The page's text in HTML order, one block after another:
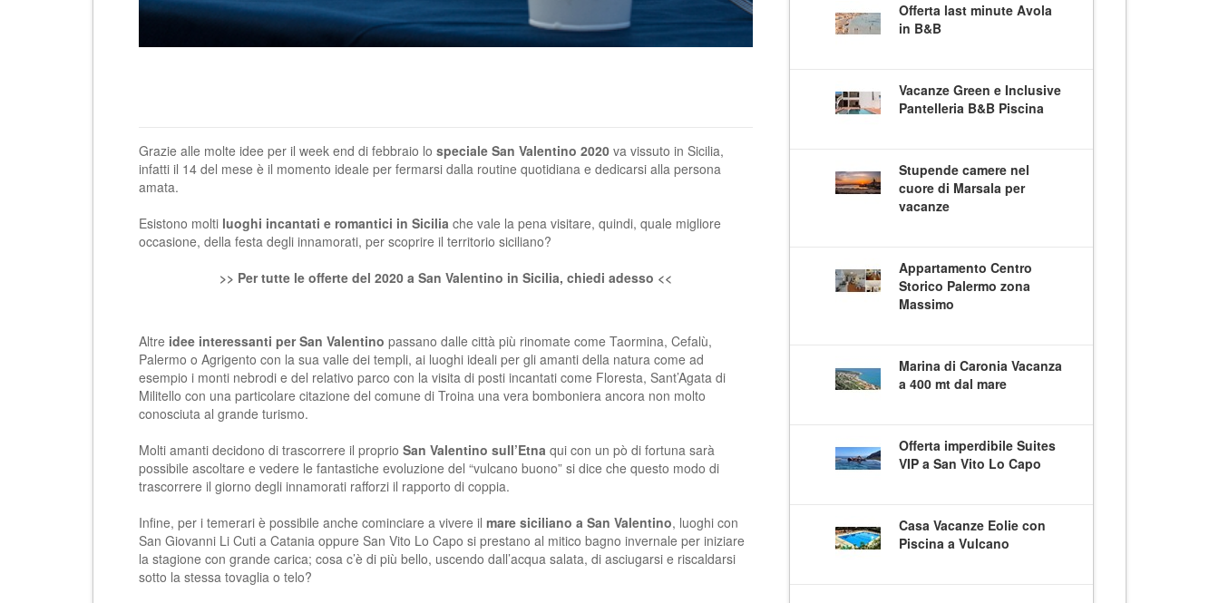
Grazie alle molte idee per il week end di febbraio lo speciale San Valentino 2020 va vissuto in Sicilia,
infatti il 14 del mese è il momento ideale per fermarsi dalla routine quotidiana e dedicarsi alla persona
amata.
Esistono molti luoghi incantati e romantici in Sicilia che vale la pena visitare, quindi, quale migliore
occasione, della festa degli innamorati, per scoprire il territorio siciliano?
>> Per tutte le offerte del 2020 a San Valentino in Sicilia, chiedi adesso <<
Altre idee interessanti per San Valentino passano dalle città più rinomate come Taormina, Cefalù,
Palermo o Agrigento con la sua valle dei templi, ai luoghi ideali per gli amanti della natura come ad
esempio i monti nebrodi e del relativo parco con la visita di posti incantati come Floresta, Sant’Agata di
Militello con una particolare citazione del comune di Troina una vera bomboniera ancora non molto
conosciuta al grande turismo.
Molti amanti decidono di trascorrere il proprio San Valentino sull’Etna qui con un pò di fortuna sarà
possibile ascoltare e vedere le fantastiche evoluzione del “vulcano buono” si dice che questo modo di
trascorrere il giorno degli innamorati rafforzi il rapporto di coppia.
Infine, per i temerari è possibile anche cominciare a vivere il mare siciliano a San Valentino, luoghi con
San Giovanni Li Cuti a Catania oppure San Vito Lo Capo si prestano al mitico bagno invernale per iniziare
la stagione con grande carica; cosa c’è di più bello, uscendo dall’acqua salata, di asciugarsi e riscaldarsi
sotto la stessa tovaglia o telo?
Offerta last minute Avola
in B&B
Vacanze Green e Inclusive
Pantelleria B&B Piscina
Stupende camere nel
cuore di Marsala per
vacanze
Appartamento Centro
Storico Palermo zona
Massimo
Marina di Caronia Vacanza
a 400 mt dal mare
Offerta imperdibile Suites
VIP a San Vito Lo Capo
Casa Vacanze Eolie con
Piscina a Vulcano